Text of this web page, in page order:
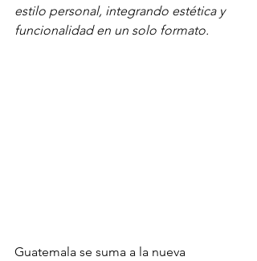
estilo personal, integrando estética y
funcionalidad en un solo formato.
Guatemala se suma a la nueva